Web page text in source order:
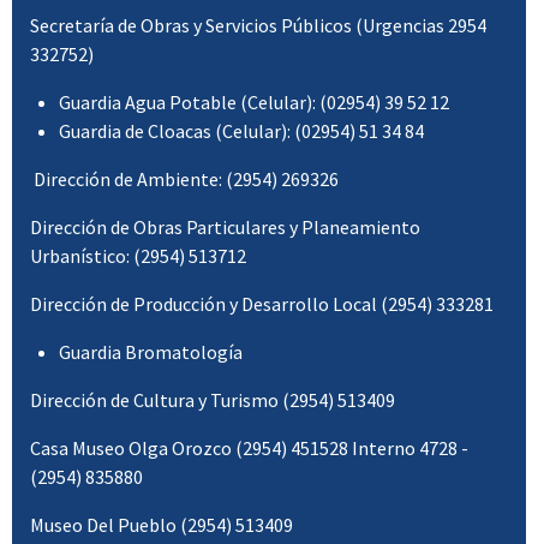
Secretaría de Obras y Servicios Públicos (Urgencias 2954
332752)
Guardia Agua Potable (Celular): (02954) 39 52 12
Guardia de Cloacas (Celular): (02954) 51 34 84
Dirección de Ambiente: (2954) 269326
Dirección de Obras Particulares y Planeamiento
Urbanístico: (2954) 513712
Dirección de Producción y Desarrollo Local (2954) 333281
Guardia Bromatología
Dirección de Cultura y Turismo (2954) 513409
Casa Museo Olga Orozco (2954) 451528 Interno 4728 -
(2954) 835880
Museo Del Pueblo (2954) 513409